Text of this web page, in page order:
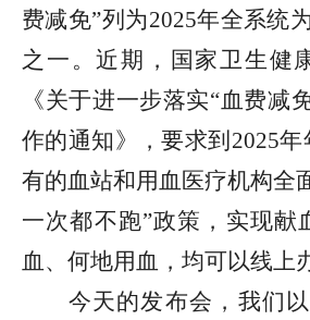
费减免”列为2025年全系统
之一。近期，国家卫生健
《关于进一步落实“血费减
作的通知》，要求到2025
有的血站和用血医疗机构全
一次都不跑”政策，实现献
血、何地用血，均可以线上
今天的发布会，我们